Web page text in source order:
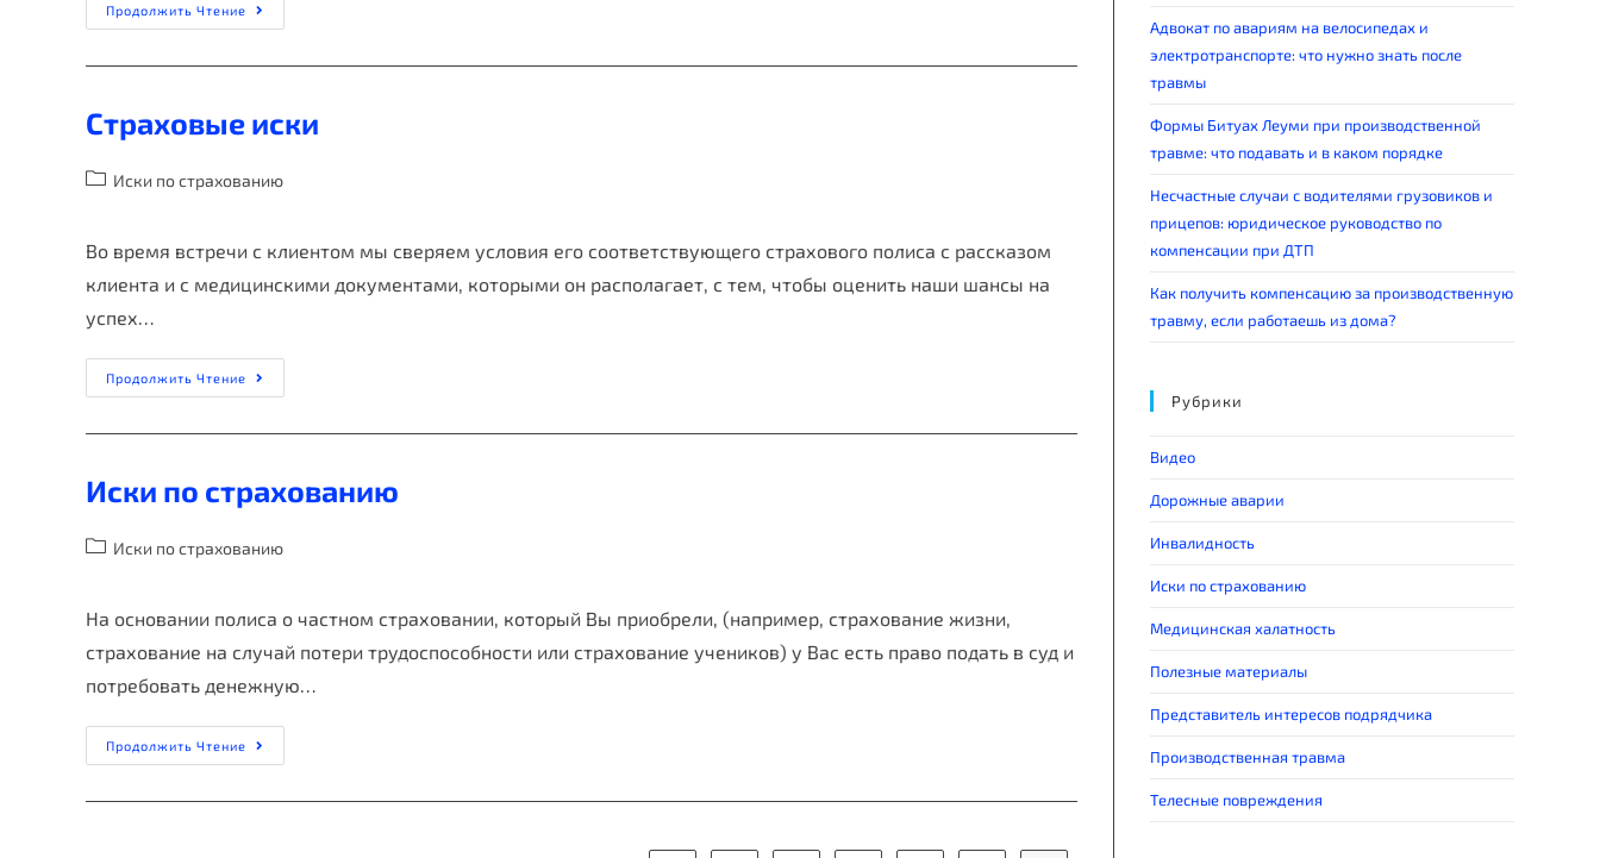
Продолжить Чтение
Страховые иски
Иски по страхованию
Во время встречи с клиентом мы сверяем условия его соответствующего страхового полиса с рассказом
клиента и с медицинскими документами, которыми он располагает, с тем, чтобы оценить наши шансы на
успех…
Продолжить Чтение
Иски по страхованию
Иски по страхованию
На основании полиса о частном страховании, который Вы приобрели, (например, страхование жизни,
страхование на случай потери трудоспособности или страхование учеников) у Вас есть право подать в суд и
потребовать денежную…
Продолжить Чтение
Адвокат по авариям на велосипедах и
электротранспорте: что нужно знать после
травмы
Формы Битуах Леуми при производственной
травме: что подавать и в каком порядке
Несчастные случаи с водителями грузовиков и
прицепов: юридическое руководство по
компенсации при ДТП
Как получить компенсацию за производственную
травму, если работаешь из дома?
Рубрики
Видео
Дорожные аварии
Инвалидность
Иски по страхованию
Медицинская халатность
Полезные материалы
Представитель интересов подрядчика
Производственная травма
Телесные повреждения